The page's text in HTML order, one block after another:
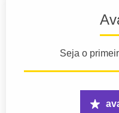
Seja o